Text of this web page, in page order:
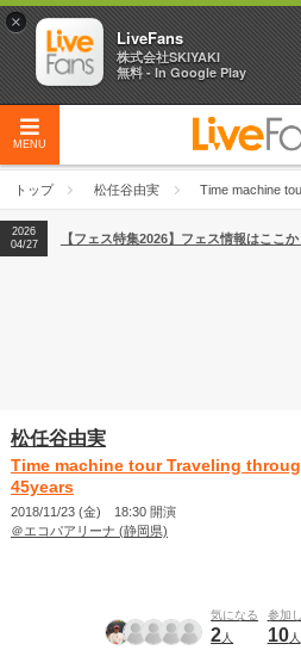
MENU
トップ 松任谷由実 Time machine
2026
04/27
2026
【ライブ動員ランキング】2026年上半
2026
04/27
【フェス特集2026】フェス情報はここか
松任谷由実
Time machine tour Traveling
45years
2018/11/23 (金) 18:30 開演
＠エコパアリーナ (静岡県)
気になる
2人
参加
10人
×
LiveFans
株式会社SKIYAKI
無料 - In Google Play